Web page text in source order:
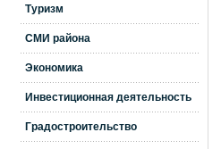
Туризм
СМИ района
Экономика
Инвестиционная деятельность
Градостроительство